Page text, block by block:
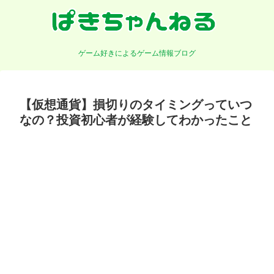
ゲーム好きによるゲーム情報ブログ
【仮想通貨】損切りのタイミングっていつ
なの？投資初心者が経験してわかったこと